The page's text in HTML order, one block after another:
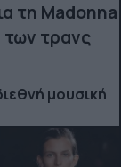
τη Madonna
των τρανς
μουσική